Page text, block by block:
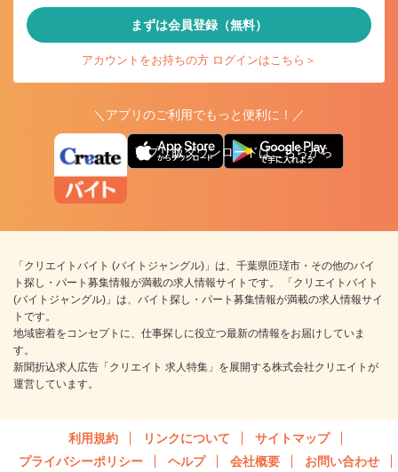
まずは会員登録（無料）
アカウントをお持ちの方 ログインはこちら＞
＼アプリのご利用でもっと便利に！／
アプリ版ダウンロードはこちらから
「クリエイトバイト (バイトジャングル)」は、千葉県匝瑳市・その他のバイ
ト探し・パート募集情報が満載の求人情報サイトです。 「クリエイトバイト
(バイトジャングル)」は、バイト探し・パート募集情報が満載の求人情報サイ
トです。
地域密着をコンセプトに、仕事探しに役立つ最新の情報をお届けしていま
す。
新聞折込求人広告「クリエイト 求人特集」を展開する株式会社クリエイトが
運営しています。
利用規約 リンクについて
サイトマップ
プライバシーポリシー
ヘルプ 会社概要 お問い合わせ